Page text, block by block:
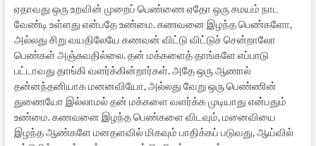
ஏதாவது ஒரு உறவின் முறைப் பெண்ணை ஏதோ ஒரு சமயம் நாட
வேண்டி உள்ளது என்பதே உண்மை. கணவனை இழந்த பெண்களோ,
அல்லது சிறு வயதிலேயே கணவன் விட்டு விட்டுச் சென்றாலோ
பெண்கள் அஞ்சுவதில்லை. தன் மக்களைத் தாங்களே எப்பாடு
பட்டாவது தாங்கி வளர்க்கின்றார்கள். அதே ஒரு ஆணால்
தன்னந்தனியாக மனனவியோ, அல்லது வேறு ஒரு பெண்ணின்
துணையோ இல்லாமல் தன் மக்களை வளர்க்க முடியாது என்பதும்
உண்மை. கணவனை இழந்த பெண்களை விடவும், மனைவியை
இழந்த ஆண்களே மனதளவில் மிகவும் பாதிக்கப் படுவது, ஆய்வில்